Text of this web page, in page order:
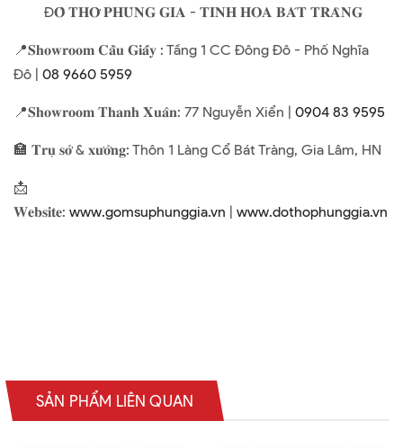
Đ𝐎̂̀ 𝐓𝐇𝐎̛̀ 𝐏𝐇𝐔̀𝐍𝐆 𝐆𝐈𝐀 - 𝐓𝐈𝐍𝐇 𝐇𝐎𝐀 𝐁𝐀́𝐓 𝐓𝐑𝐀̀𝐍𝐆
📍𝐒𝐡𝐨𝐰𝐫𝐨𝐨𝐦 𝐂𝐚̂̀𝐮 𝐆𝐢𝐚̂́𝐲 : Tầng 1 CC Đông Đô - Phố Nghĩa
Đô | 08 9660 5959
📍𝐒𝐡𝐨𝐰𝐫𝐨𝐨𝐦 𝐓𝐡𝐚𝐧𝐡 𝐗𝐮𝐚̂𝐧: 77 Nguyễn Xiển | 0904 83 9595
🏣 𝐓𝐫𝐮̣ 𝐬𝐨̛̉ & 𝐱𝐮̛𝐨̛̉𝐧𝐠: Thôn 1 Làng Cổ Bát Tràng, Gia Lâm, HN
📩
𝐖𝐞𝐛𝐬𝐢𝐭𝐞: www.gomsuphunggia.vn | www.dothophunggia.vn
SẢN PHẨM LIÊN QUAN